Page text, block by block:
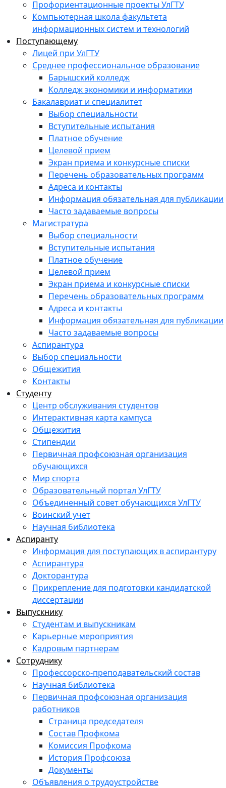
Профориентационные проекты УлГТУ
Компьютерная школа факультета
информационных систем и технологий
Поступающему
Лицей при УлГТУ
Среднее профессиональное образование
Барышский колледж
Колледж экономики и информатики
Бакалавриат и специалитет
Выбор специальности
Вступительные испытания
Платное обучение
Целевой прием
Экран приема и конкурсные списки
Перечень образовательных программ
Адреса и контакты
Информация обязательная для публикации
Часто задаваемые вопросы
Магистратура
Выбор специальности
Вступительные испытания
Платное обучение
Целевой прием
Экран приема и конкурсные списки
Перечень образовательных программ
Адреса и контакты
Информация обязательная для публикации
Часто задаваемые вопросы
Аспирантура
Выбор специальности
Общежития
Контакты
Студенту
Центр обслуживания студентов
Интерактивная карта кампуса
Общежития
Стипендии
Первичная профсоюзная организация
обучающихся
Мир спорта
Образовательный портал УлГТУ
Объединенный совет обучающихся УлГТУ
Воинский учет
Научная библиотека
Аспиранту
Информация для поступающих в аспирантуру
Аспирантура
Докторантура
Прикрепление для подготовки кандидатской
диссертации
Выпускнику
Студентам и выпускникам
Карьерные мероприятия
Кадровым партнерам
Сотруднику
Профессорско-преподавательский состав
Научная библиотека
Первичная профсоюзная организация
работников
Страница председателя
Состав Профкома
Комиссия Профкома
История Профсоюза
Документы
Объявления о трудоустройстве